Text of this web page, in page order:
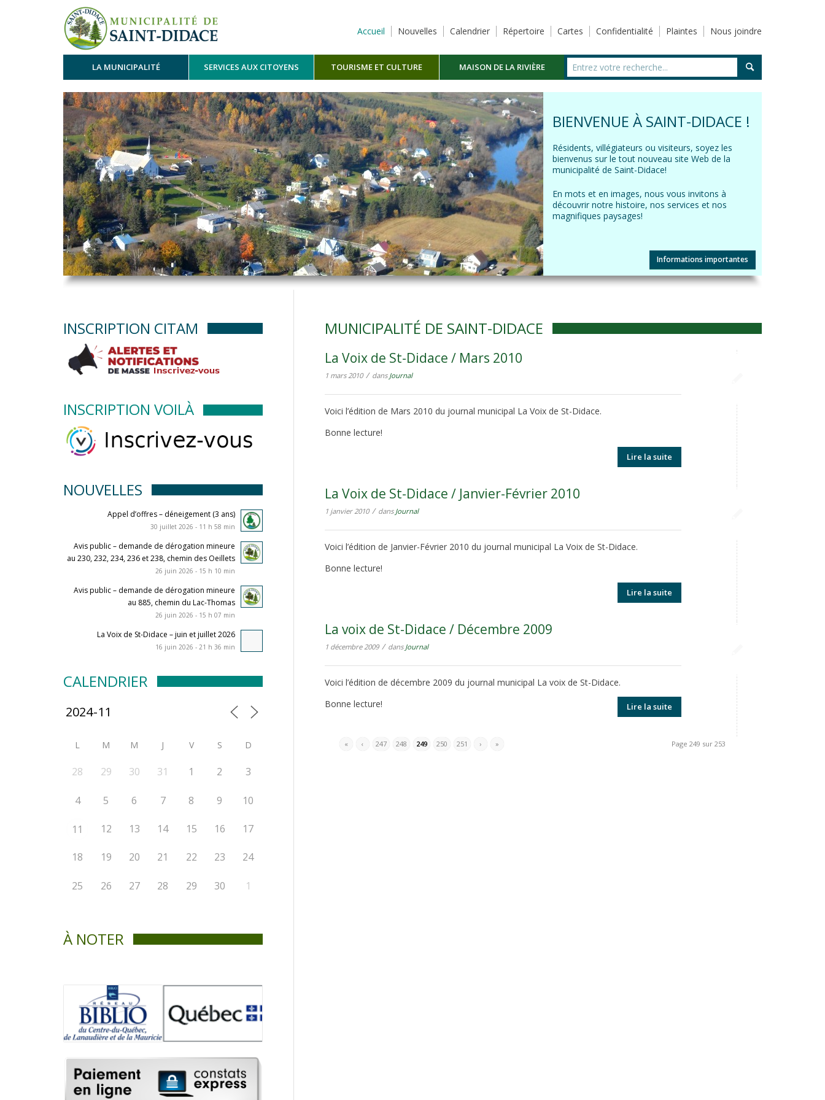
Accueil Nouvelles Calendrier Répertoire Cartes Confidentialité Plaintes Nous joindre
LA MUNICIPALITÉ SERVICES AUX CITOYENS TOURISME ET CULTURE MAISON DE LA RIVIÈRE
MASKINONGÉ
BIENVENUE À SAINT-DIDACE !
Résidents, villégiateurs ou visiteurs, soyez les
bienvenus sur le tout nouveau site Web de la
municipalité de Saint-Didace!
En mots et en images, nous vous invitons à
découvrir notre histoire, nos services et nos
magnifiques paysages!
Informations importantes
MUNICIPALITÉ DE SAINT-DIDACE
La Voix de St-Didace / Mars 2010
1 mars 2010 / dansJournal
Voici l’édition de Mars 2010 du journal municipal La Voix de St-Didace.
Bonne lecture!
Lire la suite
La Voix de St-Didace / Janvier-Février 2010
1 janvier 2010 / dans Journal
Voici l’édition de Janvier-Février 2010 du journal municipal La Voix de St-Didace.
Bonne lecture!
Lire la suite
La voix de St-Didace / Décembre 2009
1 décembre 2009 / dans Journal
Voici l’édition de décembre 2009 du journal municipal La voix de St-Didace.
Bonne lecture!
Lire la suite
Page 249 sur 253
« ‹ 247 248 249 250 251 › »
INSCRIPTION CITAM
INSCRIPTION VOILÀ
NOUVELLES
Appel d’offres – déneigement (3 ans)
30 juillet 2026 - 11 h 58 min
Avis public – demande de dérogation mineure
au 230, 232, 234, 236 et 238, chemin des Oeillets
26 juin 2026 - 15 h 10 min
Avis public – demande de dérogation mineure
au 885, chemin du Lac-Thomas
26 juin 2026 - 15 h 07 min
La Voix de St-Didace – juin et juillet 2026
16 juin 2026 - 21 h 36 min
CALENDRIER
L M M J V S D
28 29 30 31 1 2 3
4 5 6 7 8 9 10
11 12 13 14 15 16 17
18 19 20 21 22 23 24
25 26 27 28 29 30 1
À NOTER